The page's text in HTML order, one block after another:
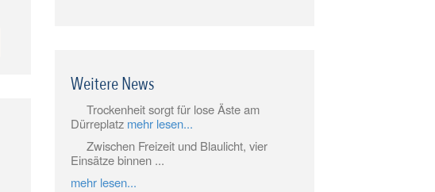
Weitere News
Trockenheit sorgt für lose Äste am
Dürreplatz mehr lesen...
Zwischen Freizeit und Blaulicht, vier
Einsätze binnen ...
mehr lesen...